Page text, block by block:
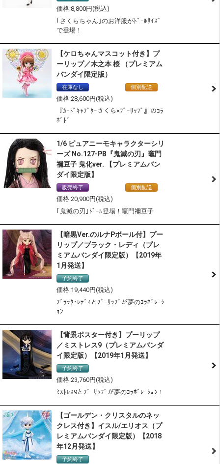
8,800
｢さくらちゃん｣のお洋服がﾄﾞｰﾙｻｲｽﾞ
で登場！
【ケロちゃんマスコット付き】プ
ーリップ／木之本 桜 （プレミアム
バンダイ限定版）
在庫なし 個別配送
28,600
『ｶｰﾄﾞｷｬﾌﾟﾀｰさくら×ﾌﾟｰﾘｯﾌﾟ』のｺﾗ
ﾎﾞﾄﾞ
1/6 ピュアニーモキャラクターシリ
ーズ No.127-PB『鬼滅の刃』竈門
禰豆子 鬼化ver. 【プレミアムバン
ダイ限定版】
販売終了 個別配送
20,900
｢鬼滅の刃｣ﾄﾞｰﾙ登場！竈門禰豆子
【暗黒Ver.のルナPボール付】プー
リップ／ブラック・レディ（プレ
ミアムバンダイ限定版）【2019年
1月発送】
予約終了
19,440
ﾌﾞﾗｯｸ･ﾚﾃﾞｨとﾌﾟｰﾘｯﾌﾟが夢のｺﾗﾎﾞﾚｰｼ
ｮﾝ
【背景ポスター付き】プーリップ
／ミストレス9（プレミアムバンダ
イ限定版）【2019年1月発送】
予約終了
23,760
ﾐｽﾄﾚｽ9とﾌﾟｰﾘｯﾌﾟが夢のｺﾗﾎﾞﾚｰｼｮﾝ！
【ゴールデン・クリスタルのネッ
クレス付き】イスル/エリオス（プ
レミアムバンダイ限定版）【2018
年12月発送】
予約終了